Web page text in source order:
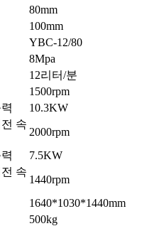
80mm
100mm
YBC-12/80
8Mpa
12리터/분
1500rpm
10.3KW
속
2000rpm
7.5KW
속
1440rpm
1640*1030*1440mm
500kg